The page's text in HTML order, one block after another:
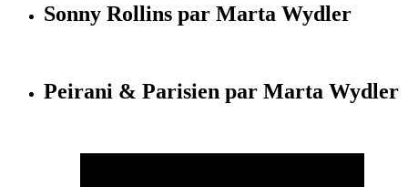
Sonny Rollins par Marta Wydler
Peirani & Parisien par Marta Wydler